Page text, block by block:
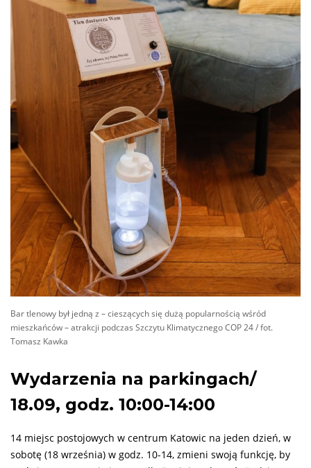
Bar tlenowy był jedną z – cieszących się dużą popularnością wśród
mieszkańców – atrakcji podczas Szczytu Klimatycznego COP 24 / fot.
Tomasz Kawka
Wydarzenia na parkingach/
18.09, godz. 10:00-14:00
14 miejsc postojowych w centrum Katowic na jeden dzień, w
sobotę (18 września) w godz. 10-14, zmieni swoją funkcję, by